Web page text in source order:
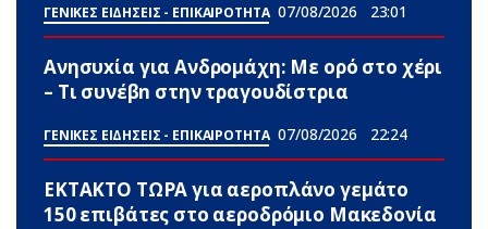
ΓΕΝΙΚΕΣ ΕΙΔΗΣΕΙΣ - ΕΠΙΚΑΙΡΟΤΗΤΑ 07/08/2026 23:01
Ανησυxία για Ανδρομάχη: Με ορό στο χέρι
– Τι συνέβn στην τραγουδίστρια
ΓΕΝΙΚΕΣ ΕΙΔΗΣΕΙΣ - ΕΠΙΚΑΙΡΟΤΗΤΑ 07/08/2026 22:24
ΕΚΤΑΚΤΟ ΤΩΡΑ για αεροπλάνο γεμάτο
150 επιβάτες στο αεροδρόμιο Μακεδονία